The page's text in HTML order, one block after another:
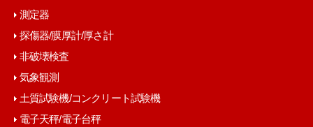
測定器
探傷器/膜厚計/厚さ計
非破壊検査
気象観測
土質試験機/コンクリート試験機
電子天秤/電子台秤